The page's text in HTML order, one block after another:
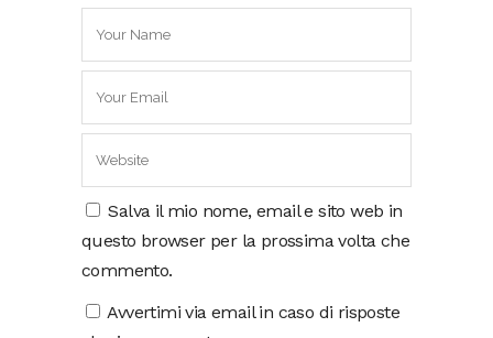
Salva il mio nome, email e sito web in
questo browser per la prossima volta che
commento.
Avvertimi via email in caso di risposte